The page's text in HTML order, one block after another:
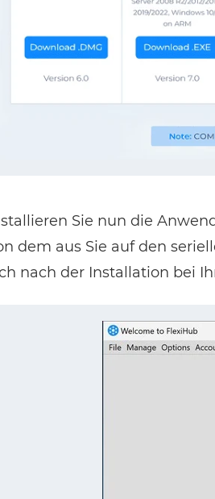
Sie nun die
dem aus Sie auf den
nach der Installation bei